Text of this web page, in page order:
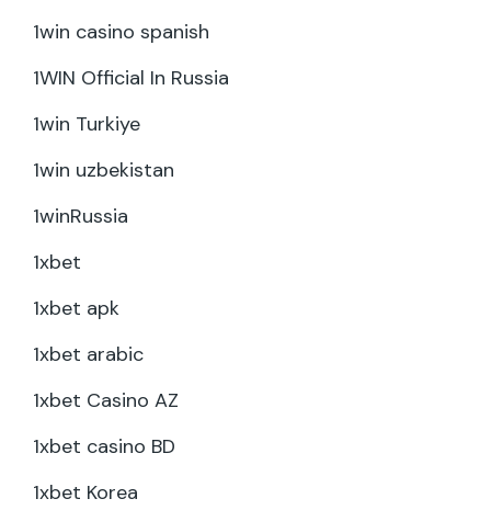
1win casino spanish
1WIN Official In Russia
1win Turkiye
1win uzbekistan
1winRussia
1xbet
1xbet apk
1xbet arabic
1xbet Casino AZ
1xbet casino BD
1xbet Korea